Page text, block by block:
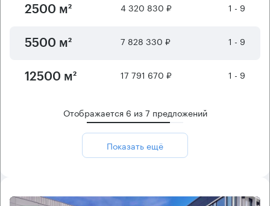
2500 м² 4 320 830 ₽ 1 - 9
5500 м² 7 828 330 ₽ 1 - 9
12500 м² 17 791 670 ₽ 1 - 9
Отображается 6 из7 предложений
Показать ещё